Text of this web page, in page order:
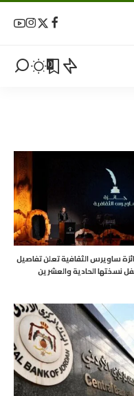
0
ساويرس الثقافية تعلن تفاصيل
نسختها الحادية والعشرين